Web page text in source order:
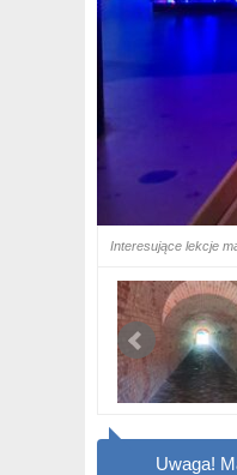
Interesujące lekcje
Uwaga!